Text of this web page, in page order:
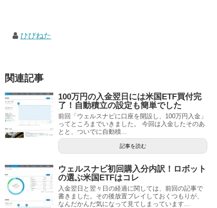
ひびねた
関連記事
100万円の入金翌日には米国ETF買付完
了！自動積立の設定も簡単でした
前回「ウェルスナビに口座を開設し、100万円入金」
ってところまでいきました。 今回は入金したそのあ
とと、ついでに自動積...
記事を読む
ウェルスナビ初回購入分内訳！ロボット
の選ぶ米国ETFはコレ
入金翌日と翌々日の経過に関しては、前回の記事で
書きました。その後放置プレイしておくつもりが、
なんだかんだ気になって見てしまっています...